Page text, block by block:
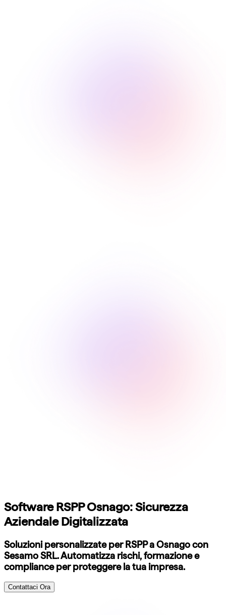
Software RSPP Osnago: Sicurezza
Aziendale Digitalizzata
Soluzioni personalizzate per RSPP a Osnago con
Sesamo SRL. Automatizza rischi, formazione e
compliance per proteggere la tua impresa.
Contattaci Ora